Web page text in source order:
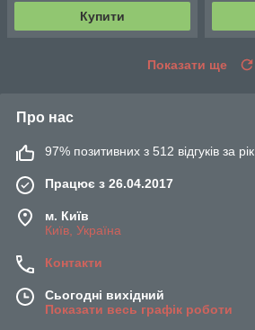
Купити
Показати ще
Про нас
97% позитивних з 512 відгуків за рік
Працює з 26.04.2017
м. Київ
Київ, Україна
Контакти
Сьогодні вихідний
Показати весь графік роботи